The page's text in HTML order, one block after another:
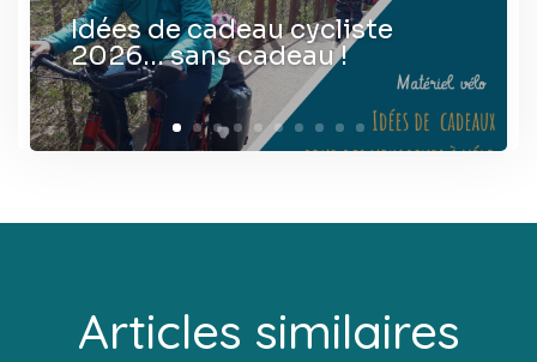
Idées de cadeau cycliste
2026… sans cadeau !
Articles similaires